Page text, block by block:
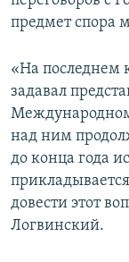
предмет спора
«На последнем
задавал
над ним
до конца года
довести этот
Логвинский.